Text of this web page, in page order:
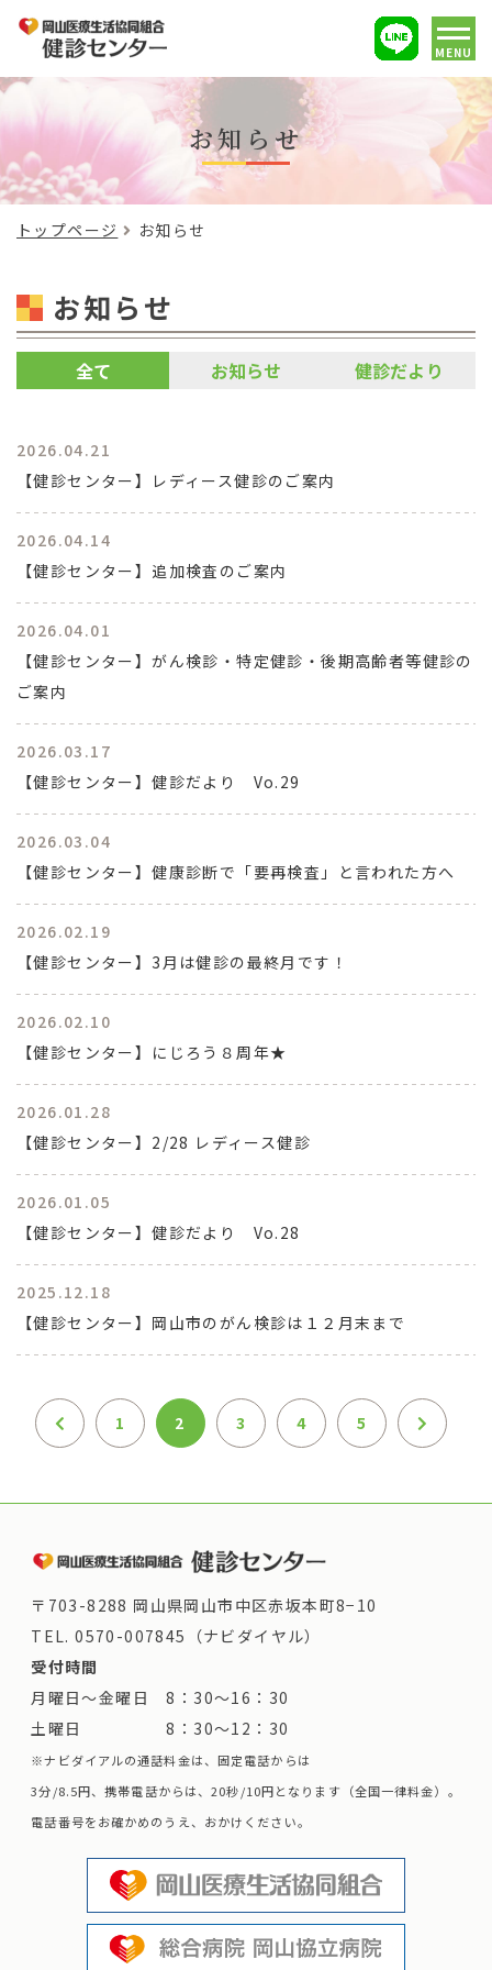
MENU
お知らせ
トップページ お知らせ
お知らせ
全て お知らせ 健診だより
2026.04.21
【健診センター】レディース健診のご案内
2026.04.14
【健診センター】追加検査のご案内
2026.04.01
【健診センター】がん検診・特定健診・後期高齢者等健診の
ご案内
2026.03.17
【健診センター】健診だより Vo.29
2026.03.04
【健診センター】健康診断で「要再検査」と言われた方へ
2026.02.19
【健診センター】3月は健診の最終月です！
2026.02.10
【健診センター】にじろう８周年★
2026.01.28
【健診センター】2/28 レディース健診
2026.01.05
【健診センター】健診だより Vo.28
2025.12.18
【健診センター】岡山市のがん検診は１２月末まで
1 2 3 4 5
〒703-8288 岡山県岡山市中区赤坂本町8−10
TEL.0570-007845（ナビダイヤル）
受付時間
月曜日～金曜日 8：30～16：30
土曜日 8：30～12：30
※ナビダイアルの通話料金は、固定電話からは
3分/8.5円、携帯電話からは、20秒/10円となります（全国一律料金）。
電話番号をお確かめのうえ、おかけください。